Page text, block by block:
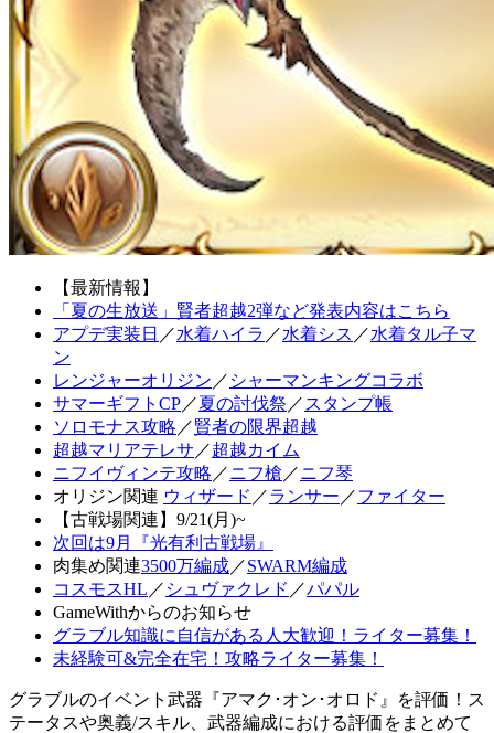
【最新情報】
「夏の生放送」賢者超越2弾など発表内容はこちら
アプデ実装日 ／水着ハイラ ／水着シス ／水着タル子マ
ン
レンジャーオリジン ／ シャーマンキングコラボ
サマーギフトCP／夏の討伐祭 ／ スタンプ帳
ソロモナス攻略 ／賢者の限界超越
超越マリアテレサ ／超越カイム
ニフイヴィンテ攻略 ／ニフ槍 ／ニフ琴
オリジン関連 ウィザード ／ランサー ／ファイター
【古戦場関連】9/21(月)~
次回は9月『光有利古戦場』
肉集め関連3500万編成／SWARM編成
コスモスHL ／ シュヴァクレド ／パパル
GameWithからのお知らせ
グラブル知識に自信がある人大歓迎！ライター募集！
未経験可&完全在宅！攻略ライター募集！
グラブルのイベント武器『アマク･オン･オロド』を評価！ス
テータスや奥義/スキル、武器編成における評価をまとめて